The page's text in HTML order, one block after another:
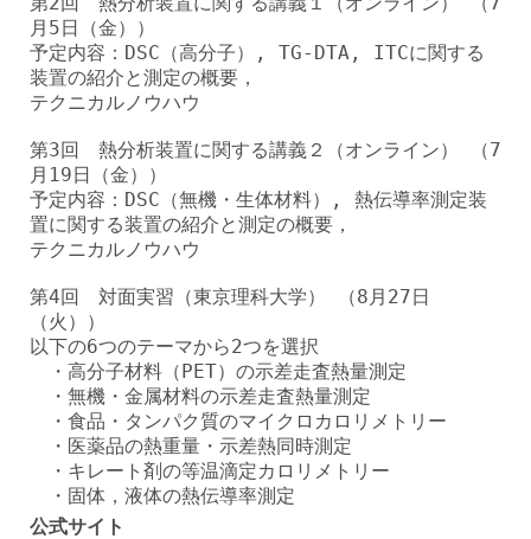
月5日（金））
予定内容：DSC（高分子）, TG-DTA, ITCに関する
装置の紹介と測定の概要，
テクニカルノウハウ
第3回 熱分析装置に関する講義２（オンライン） （7
月19日（金））
予定内容：DSC（無機・生体材料）, 熱伝導率測定装
置に関する装置の紹介と測定の概要，
テクニカルノウハウ
第4回 対面実習（東京理科大学） （8月27日
（火））
以下の6つのテーマから2つを選択
・高分子材料（PET）の示差走査熱量測定
・無機・金属材料の示差走査熱量測定
・食品・タンパク質のマイクロカロリメトリー
・医薬品の熱重量・示差熱同時測定
・キレート剤の等温滴定カロリメトリー
・固体，液体の熱伝導率測定
公式サイト